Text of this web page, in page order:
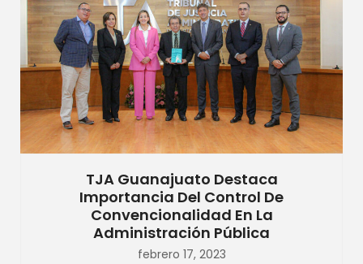
TJA Guanajuato Destaca
Importancia Del Control De
Convencionalidad En La
Administración Pública
febrero 17, 2023